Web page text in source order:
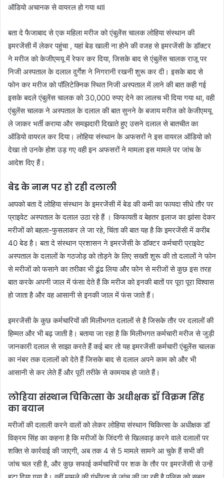
ऑडियो अचानक से वायरल हो गया थाI
बता दे फैजाबाद से एक महिला मरीज को एंबुलेंस चालक लोहिया संस्थान की
इमरजेंसी में लेकर पहुंचा , यहां बेड खाली ना होने की वजह से इमरजेंसी के डॉक्टर
ने मरीज को केजीएमयू में रेफर कर दिया, जिसके बाद से एंबुलेंस चालक राजू पर
निजी अस्पताल के दलाल दुर्गेश ने निगरानी रखनी शुरू कर दी। इसके बाद से
फोन कर मरीज को पॉलिटेक्निक स्थित निजी अस्पताल में लाने की बात कही गई
इसके बदले एंबुलेंस चालक को 30,000 रुपए देने का लालच भी दिया गया था, वही
एंबुलेंस चालक ने अस्पताल के दलाल की बात सुनने के बजाय मरीज को केजीएमयू
ले जाकर भर्ती कराया और समझदारी दिखाते हुए उसने दलाल से बातचीत का
ऑडियो वायरल कर दिया। लोहिया संस्थान के अफसरों ने इस वायरल ऑडियो को
देखा तो उनके होश उड़ गए वही इन अफसरों ने मामला इस मामले पर जांच के
आदेश दिए हैं।
बेड के नाम पर हो रही दलाली
आपको बता दें लोहिया संस्थान के इमरजेंसी में बेड की कमी का फायदा सीधे तौर पर
प्राइवेट अस्पताल के दलाल उठा रहे हैं । किफायती व बेहतर इलाज का झांसा देकर
मरीजों को बहला-फुसलाकर ले जा रहे, चिंता की बात यह है कि इमरजेंसी में करीब
40 बेड है। बता दे संस्थान प्रशासन ने इमरजेंसी के डॉक्टर कर्मचारी प्राइवेट
अस्पताल के दलालों के गठजोड़ को तोड़ने के लिए सख्ती शुरू की तो दलालों ने फोन
से मरीजों को फसाने का तरीका भी ढूंढ लिया और फोन से मरीजों से कुछ इस तरह
बात करके अपनी जाल में फंसा देते हैं कि मरीज को इनकी बातों पर पूरा पूरा विश्वास
हो जाता है और वह आसानी से इनकी जाल में फंस जाते हैं।
इमरजेंसी के कुछ कर्मचारियों की मिलीभगत दलालों से है जिसके तौर पर दलालों की
हिम्मत और भी बढ़ जाती है। बताया जा रहा है कि मिलीभगत कर्मचारी मरीज से जुड़ी
जानकारी दलाल से साझा करते हैं कई बार तो यह इमरजेंसी कर्मचारी एंबुलेंस चालक
का नंबर तक दलालों को देते हैं जिसके बाद से दलाल अपने काम को और भी
आसानी से कर लेते हैं और पूरी तरीके से कामयाब हो जाते हैं।
लोहिया संस्थान चिकित्सा के अधीक्षक डॉ विक्रम सिंह
का बयान
मरीजों की दलाली करने वालों को लेकर लोहिया संस्थान चिकित्सा के अधीक्षक डॉ
विक्रम सिंह का कहना है कि मरीजों के जिंदगी से खिलवाड़ करने वाले दलालों पर
शक्ति से कार्रवाई की जाएगी, अब तक 4 से 5 मामले सामने आ चुके हैं सभी की
जांच चल रही है, और कुछ सफाई कर्मचारियों पर शक के तौर पर इमरजेंसी से उन्हें